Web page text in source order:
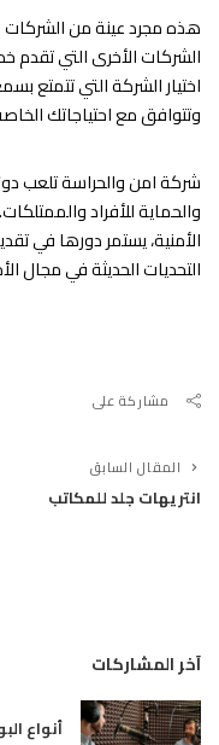
هذه مجرد عينة من الشركات
الشركات الأخرى التي
اختيار الشركة التي تتمتع
وتتوافق مع احتياجاتك
شركة امن والحراسة تلعب
والحماية للأفراد
الأمنية، يستمر دورها في
التحديات الحديثة في مجال
مشاركة على
المقال السابق
انتريهات جلد للمكاتب
آخر المشاركات
أنواع